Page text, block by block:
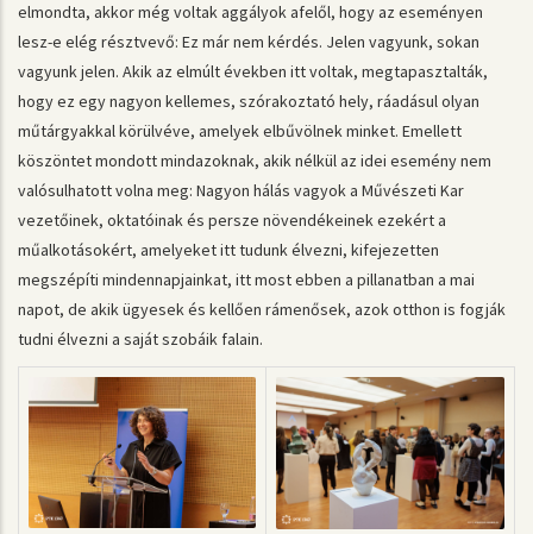
elmondta, akkor még voltak aggályok afelől, hogy az eseményen
lesz-e elég résztvevő: Ez már nem kérdés. Jelen vagyunk, sokan
vagyunk jelen. Akik az elmúlt években itt voltak, megtapasztalták,
hogy ez egy nagyon kellemes, szórakoztató hely, ráadásul olyan
műtárgyakkal körülvéve, amelyek elbűvölnek minket. Emellett
köszöntet mondott mindazoknak, akik nélkül az idei esemény nem
valósulhatott volna meg: Nagyon hálás vagyok a Művészeti Kar
vezetőinek, oktatóinak és persze növendékeinek ezekért a
műalkotásokért, amelyeket itt tudunk élvezni, kifejezetten
megszépíti mindennapjainkat, itt most ebben a pillanatban a mai
napot, de akik ügyesek és kellően rámenősek, azok otthon is fogják
tudni élvezni a saját szobáik falain.